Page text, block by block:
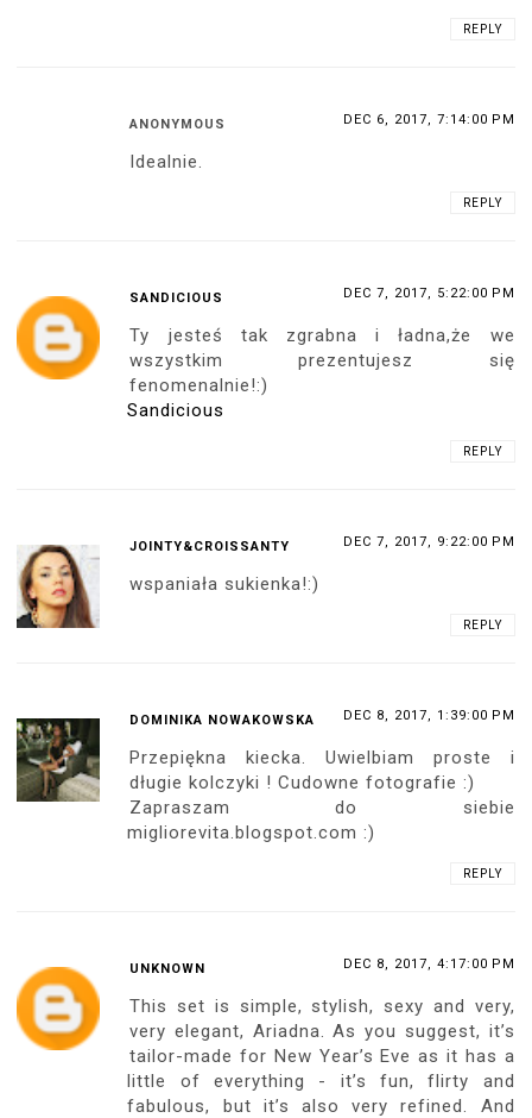
REPLY
ANONYMOUS DEC 6, 2017, 7:14:00 PM
Idealnie.
REPLY
SANDICIOUS DEC 7, 2017, 5:22:00 PM
Ty jesteś tak zgrabna i ładna,że we
wszystkim prezentujesz się
fenomenalnie!:)
Sandicious
REPLY
JOINTY&CROISSANTY DEC 7, 2017, 9:22:00 PM
wspaniała sukienka!:)
REPLY
DOMINIKA NOWAKOWSKA DEC 8, 2017, 1:39:00 PM
Przepiękna kiecka. Uwielbiam proste i
długie kolczyki ! Cudowne fotografie :)
Zapraszam do siebie
migliorevita.blogspot.com :)
REPLY
UNKNOWN DEC 8, 2017, 4:17:00 PM
This set is simple, stylish, sexy and very,
very elegant, Ariadna. As you suggest, it’s
tailor-made for New Year’s Eve as it has a
little of everything - it’s fun, flirty and
fabulous, but it’s also very refined. And